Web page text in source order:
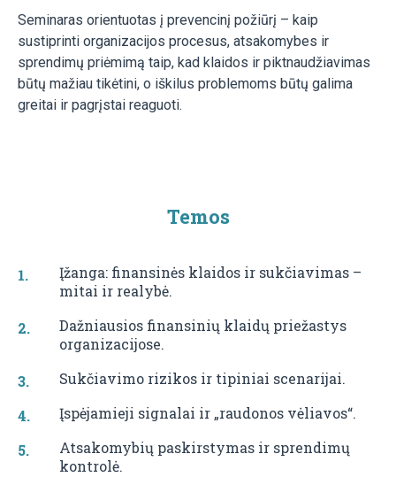
Seminaras orientuotas į prevencinį požiūrį – kaip
sustiprinti organizacijos procesus, atsakomybes ir
sprendimų priėmimą taip, kad klaidos ir piktnaudžiavimas
būtų mažiau tikėtini, o iškilus problemoms būtų galima
greitai ir pagrįstai reaguoti.
Temos
Įžanga: finansinės klaidos ir sukčiavimas –
mitai ir realybė.
Dažniausios finansinių klaidų priežastys
organizacijose.
Sukčiavimo rizikos ir tipiniai scenarijai.
Įspėjamieji signalai ir „raudonos vėliavos“.
Atsakomybių paskirstymas ir sprendimų
kontrolė.